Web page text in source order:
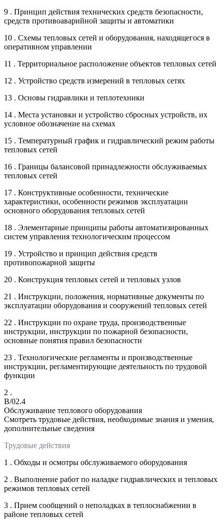
9 . Принцип действия технических средств безопасности,
средств противоаварийной защиты и автоматики
10 . Схемы тепловых сетей и оборудования, находящегося в
оперативном управлении
11 . Территориальное расположение объектов тепловых сетей
12 . Устройство средств измерений в тепловых сетях
13 . Основы гидравлики и теплотехники
14 . Места установки и устройство сбросных устройств, их
условное обозначение на схемах
15 . Температурный график и гидравлический режим работы
тепловых сетей
16 . Границы балансовой принадлежности обслуживаемых
тепловых сетей
17 . Конструктивные особенности, технические
характеристики, особенности режимов эксплуатации
основного оборудования тепловых сетей
18 . Элементарные принципы работы автоматизированных
систем управления технологическим процессом
19 . Устройство и принцип действия средств
противопожарной защиты
20 . Конструкция тепловых сетей и тепловых узлов
21 . Инструкции, положения, нормативные документы по
эксплуатации оборудования и сооружений тепловых сетей
22 . Инструкции по охране труда, производственные
инструкции, инструкции по пожарной безопасности,
основные понятия правил безопасности
23 . Технологические регламенты и производственные
инструкции, регламентирующие деятельность по трудовой
функции
2 .
B/02.4
Обслуживание теплового оборудования
Смотреть трудовые действия, необходимые знания и умения,
дополнительные сведения
Трудовые действия
1 . Обходы и осмотры обслуживаемого оборудования
2 . Выполнение работ по наладке гидравлических и тепловых
режимов тепловых сетей
3 . Прием сообщений о неполадках в теплоснабжении в
районе тепловых сетей